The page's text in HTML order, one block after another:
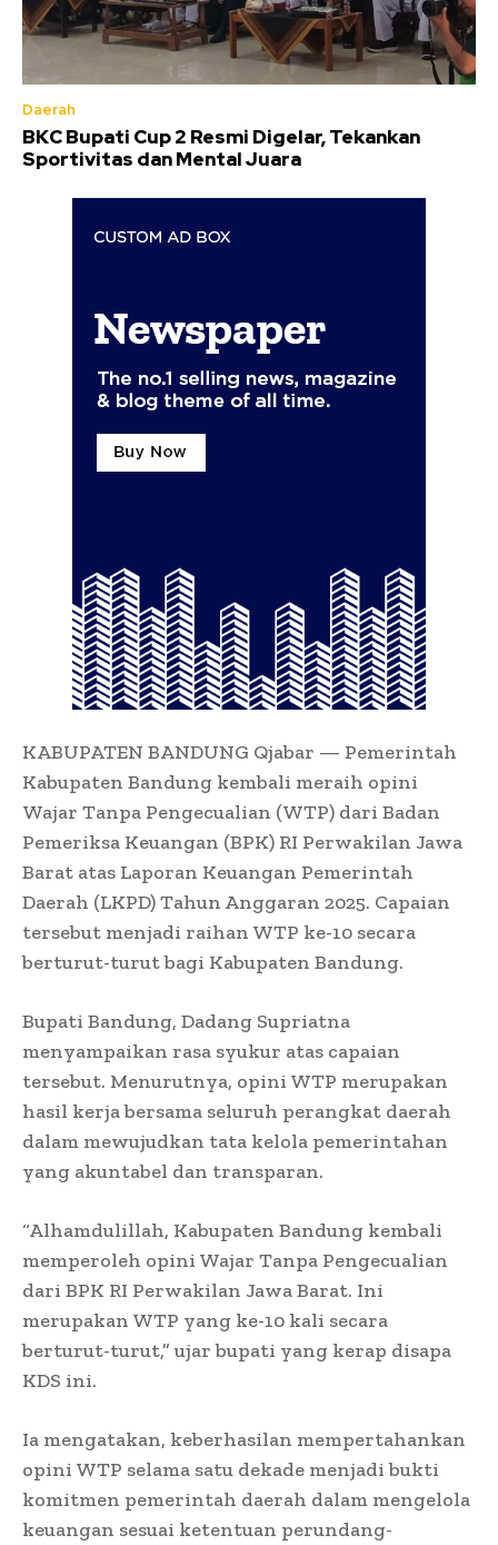
Daerah
BKC Bupati Cup 2 Resmi Digelar, Tekankan
Sportivitas dan Mental Juara
KABUPATEN BANDUNG Qjabar — Pemerintah
Kabupaten Bandung kembali meraih opini
Wajar Tanpa Pengecualian (WTP) dari Badan
Pemeriksa Keuangan (BPK) RI Perwakilan Jawa
Barat atas Laporan Keuangan Pemerintah
Daerah (LKPD) Tahun Anggaran 2025. Capaian
tersebut menjadi raihan WTP ke-10 secara
berturut-turut bagi Kabupaten Bandung.
Bupati Bandung, Dadang Supriatna
menyampaikan rasa syukur atas capaian
tersebut. Menurutnya, opini WTP merupakan
hasil kerja bersama seluruh perangkat daerah
dalam mewujudkan tata kelola pemerintahan
yang akuntabel dan transparan.
“Alhamdulillah, Kabupaten Bandung kembali
memperoleh opini Wajar Tanpa Pengecualian
dari BPK RI Perwakilan Jawa Barat. Ini
merupakan WTP yang ke-10 kali secara
berturut-turut,” ujar bupati yang kerap disapa
KDS ini.
Ia mengatakan, keberhasilan mempertahankan
opini WTP selama satu dekade menjadi bukti
komitmen pemerintah daerah dalam mengelola
keuangan sesuai ketentuan perundang-